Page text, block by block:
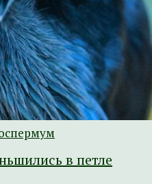
в петле